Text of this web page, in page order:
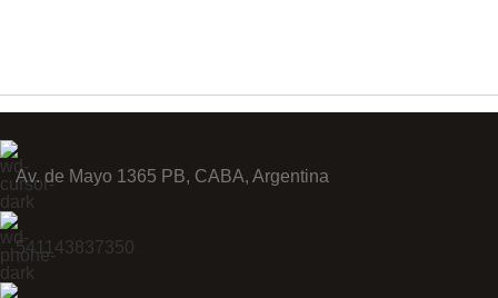
Av. de Mayo 1365 PB, CABA, Argentina
541143837350